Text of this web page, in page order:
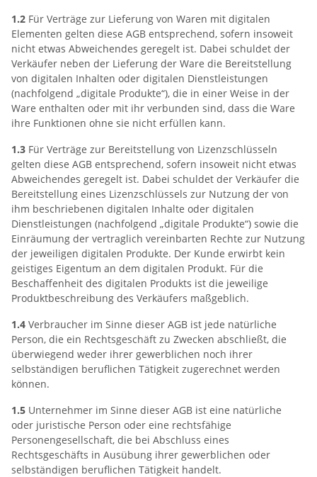
1.2 Für Verträge zur Lieferung von Waren mit digitalen
Elementen gelten diese AGB entsprechend, sofern insoweit
nicht etwas Abweichendes geregelt ist. Dabei schuldet der
Verkäufer neben der Lieferung der Ware die Bereitstellung
von digitalen Inhalten oder digitalen Dienstleistungen
(nachfolgend „digitale Produkte“), die in einer Weise in der
Ware enthalten oder mit ihr verbunden sind, dass die Ware
ihre Funktionen ohne sie nicht erfüllen kann.
1.3 Für Verträge zur Bereitstellung von Lizenzschlüsseln
gelten diese AGB entsprechend, sofern insoweit nicht etwas
Abweichendes geregelt ist. Dabei schuldet der Verkäufer die
Bereitstellung eines Lizenzschlüssels zur Nutzung der von
ihm beschriebenen digitalen Inhalte oder digitalen
Dienstleistungen (nachfolgend „digitale Produkte“) sowie die
Einräumung der vertraglich vereinbarten Rechte zur Nutzung
der jeweiligen digitalen Produkte. Der Kunde erwirbt kein
geistiges Eigentum an dem digitalen Produkt. Für die
Beschaffenheit des digitalen Produkts ist die jeweilige
Produktbeschreibung des Verkäufers maßgeblich.
1.4 Verbraucher im Sinne dieser AGB ist jede natürliche
Person, die ein Rechtsgeschäft zu Zwecken abschließt, die
überwiegend weder ihrer gewerblichen noch ihrer
selbständigen beruflichen Tätigkeit zugerechnet werden
können.
1.5 Unternehmer im Sinne dieser AGB ist eine natürliche
oder juristische Person oder eine rechtsfähige
Personengesellschaft, die bei Abschluss eines
Rechtsgeschäfts in Ausübung ihrer gewerblichen oder
selbständigen beruflichen Tätigkeit handelt.